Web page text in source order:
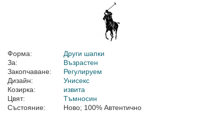
Форма:
Други шапки
За:
Възрастен
Закопчаване:
Регулируем
Дизайн:
Унисекс
Козирка:
извита
Цвят:
Тъмносин
Състояние:
Ново; 100% Автентично